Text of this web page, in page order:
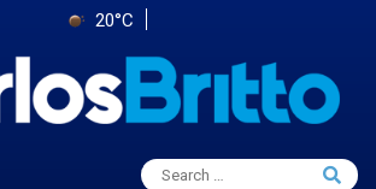
20°C
Search
for:
Search